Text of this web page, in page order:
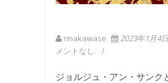
rinakawase 2023年1月4日
メントなし
ジョルジュ・アン・サンク